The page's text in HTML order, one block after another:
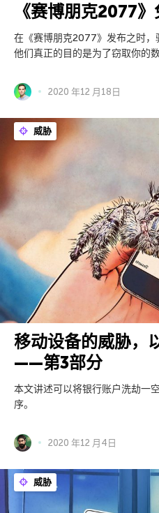
《赛博朋克2077
在《赛博朋克2077》发布之时，
他们真正的目的是为了窃取你的数
2020 年12 月18日
威胁
移动设备的威胁，
——第3部分
本文讲述可以将银行账户洗劫一
序。
2020 年12 月4日
威胁